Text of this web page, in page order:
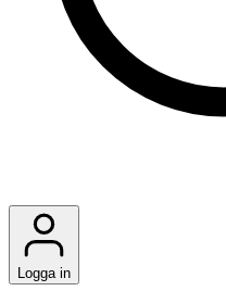
Logga in